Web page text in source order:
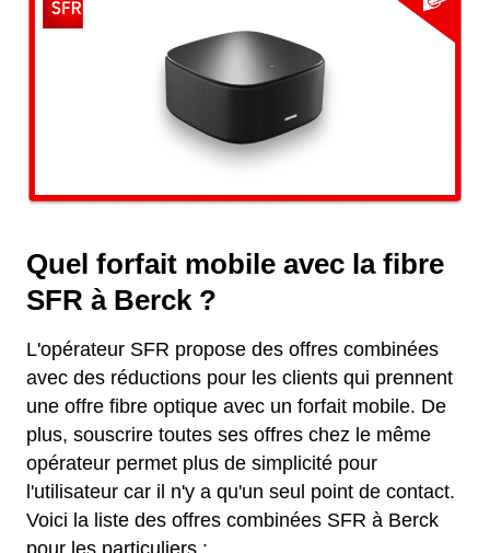
Quel forfait mobile avec la fibre
SFR à Berck ?
L'opérateur SFR propose des offres combinées
avec des réductions pour les clients qui prennent
une offre fibre optique avec un forfait mobile. De
plus, souscrire toutes ses offres chez le même
opérateur permet plus de simplicité pour
l'utilisateur car il n'y a qu'un seul point de contact.
Voici la liste des offres combinées SFR à Berck